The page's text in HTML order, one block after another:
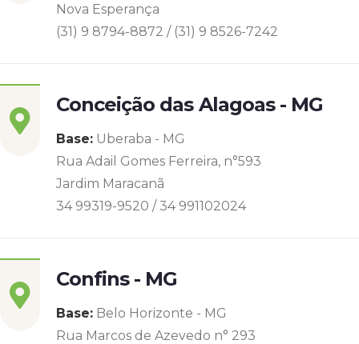
Nova Esperança
(31) 9 8794-8872 / (31) 9 8526-7242
Conceição das Alagoas - MG
Base: Uberaba - MG
Rua Adail Gomes Ferreira, n°593
Jardim Maracanã
34 99319-9520 / 34 991102024
Confins - MG
Base: Belo Horizonte - MG
Rua Marcos de Azevedo n° 293